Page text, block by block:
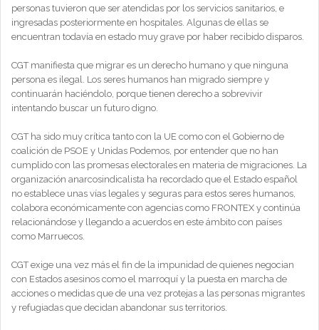
personas tuvieron que ser atendidas por los servicios sanitarios, e
ingresadas posteriormente en hospitales. Algunas de ellas se
encuentran todavía en estado muy grave por haber recibido disparos.
CGT manifiesta que migrar es un derecho humano y que ninguna
persona es ilegal. Los seres humanos han migrado siempre y
continuarán haciéndolo, porque tienen derecho a sobrevivir
intentando buscar un futuro digno.
CGT ha sido muy crítica tanto con la UE como con el Gobierno de
coalición de PSOE y Unidas Podemos, por entender que no han
cumplido con las promesas electorales en materia de migraciones. La
organización anarcosindicalista ha recordado que el Estado español
no establece unas vías legales y seguras para estos seres humanos,
colabora económicamente con agencias como FRONTEX y continúa
relacionándose y llegando a acuerdos en este ámbito con países
como Marruecos.
CGT exige una vez más el fin de la impunidad de quienes negocian
con Estados asesinos como el marroquí y la puesta en marcha de
acciones o medidas que de una vez protejas a las personas migrantes
y refugiadas que decidan abandonar sus territorios.